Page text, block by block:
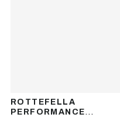
ROTTEFELLA
PERFORMANCE